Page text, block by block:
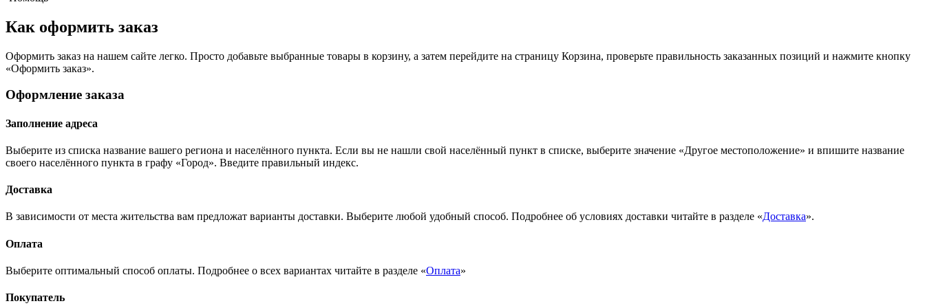
Как оформить заказ
Оформить заказ на нашем сайте легко. Просто добавьте выбранные товары в корзину, а затем перейдите на страницу Корзина, проверьте правильность заказанных позиций и нажмите кнопку
«Оформить заказ».
Оформление заказа
Заполнение адреса
Выберите из списка название вашего региона и населённого пункта. Если вы не нашли свой населённый пункт в списке, выберите значение «Другое местоположение» и впишите название
своего населённого пункта в графу «Город». Введите правильный индекс.
Доставка
В зависимости от места жительства вам предложат варианты доставки. Выберите любой удобный способ. Подробнее об условиях доставки читайте в разделе «Доставка».
Оплата
Выберите оптимальный способ оплаты. Подробнее о всех вариантах читайте в разделе «Оплата»
Покупатель